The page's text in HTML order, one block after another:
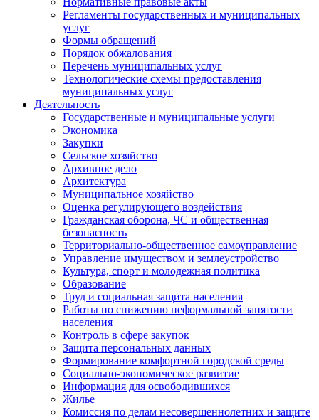
Регламенты государственных и муниципальных
услуг
Формы обращений
Порядок обжалования
Перечень муниципальных услуг
Технологические схемы предоставления
муниципальных услуг
Деятельность
Государственные и муниципальные услуги
Экономика
Закупки
Сельское хозяйство
Архивное дело
Архитектура
Муниципальное хозяйство
Оценка регулирующего воздействия
Гражданская оборона, ЧС и общественная
безопасность
Территориально-общественное самоуправление
Управление имуществом и землеустройство
Культура, спорт и молодежная политика
Образование
Труд и социальная защита населения
Работы по снижению неформальной занятости
населения
Контроль в сфере закупок
Защита персональных данных
Формирование комфортной городской среды
Социально-экономическое развитие
Информация для освободившихся
Жилье
Комиссия по делам несовершеннолетних и защите